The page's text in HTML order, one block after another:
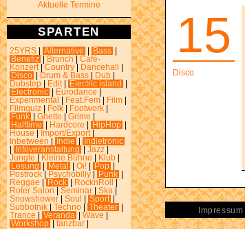
Aktuelle Termine
SPARTEN
25YRS Alternative Bass
Benefiz
Brunch
Café-
Konzert
Country Dancehall
Disco
Drum & Bass Dub
Dubstep
Edit Electric island
Electronic
Eurodance
Experimental
Feat.Fem Film
Filmquiz
Folk Footwork
Funk
Ghetto Grime
Halftime
Hardcore HipHop
House
Import/Export
Inbetween
Indie
Indietronic
Infoveranstaltung Jazz
Jungle
Kleine Bühne Klub
Lesung
Metal Oi! Pop
Postrock
Psychobilly Punk
Reggae
Rock RocknRoll
Roter Salon
Seminar Ska
Snowshower
Soul Sport
Subbotnik
Techno Theater
Trance
Veranda Wave
Workshop
tanzbar
15
Disco
Impressum